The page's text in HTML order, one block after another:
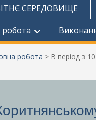
СЕРЕДОВИЩЕ
робота > В період з